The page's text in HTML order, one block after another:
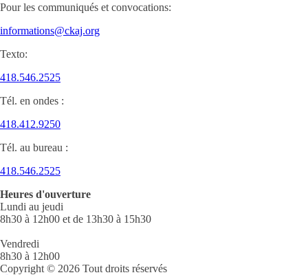
Pour les communiqués et convocations:
informations@ckaj.org
Texto:
418.546.2525
Tél. en ondes :
418.412.9250
Tél. au bureau :
418.546.2525
Heures d'ouverture
Lundi au jeudi
8h30 à 12h00 et de 13h30 à 15h30
Vendredi
8h30 à 12h00
Copyright © 2026 Tout droits réservés